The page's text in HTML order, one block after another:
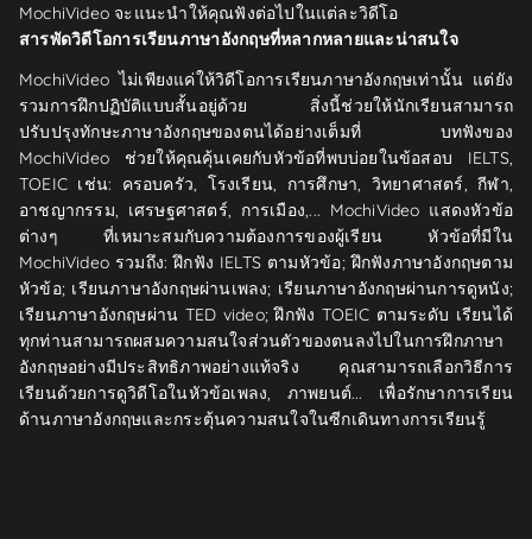
MochiVideo จะแนะนำให้คุณฟังต่อไปในแต่ละวิดีโอ
สารพัดวิดีโอการเรียนภาษาอังกฤษที่หลากหลายและน่าสนใจ
MochiVideo ไม่เพียงแค่ให้วิดีโอการเรียนภาษาอังกฤษเท่านั้น แต่ยัง
รวมการฝึกปฏิบัติแบบสั้นอยู่ด้วย สิ่งนี้ช่วยให้นักเรียนสามารถ
ปรับปรุงทักษะภาษาอังกฤษของตนได้อย่างเต็มที่ บทฟังของ
MochiVideo ช่วยให้คุณคุ้นเคยกับหัวข้อที่พบบ่อยในข้อสอบ IELTS,
TOEIC เช่น: ครอบครัว, โรงเรียน, การศึกษา, วิทยาศาสตร์, กีฬา,
อาชญากรรม, เศรษฐศาสตร์, การเมือง,... MochiVideo แสดงหัวข้อ
ต่างๆ ที่เหมาะสมกับความต้องการของผู้เรียน หัวข้อที่มีใน
MochiVideo รวมถึง: ฝึกฟัง IELTS ตามหัวข้อ; ฝึกฟังภาษาอังกฤษตาม
หัวข้อ; เรียนภาษาอังกฤษผ่านเพลง; เรียนภาษาอังกฤษผ่านการดูหนัง;
เรียนภาษาอังกฤษผ่าน TED video; ฝึกฟัง TOEIC ตามระดับ เรียนได้
ทุกท่านสามารถผสมความสนใจส่วนตัวของตนลงไปในการฝึกภาษา
อังกฤษอย่างมีประสิทธิภาพอย่างแท้จริง คุณสามารถเลือกวิธีการ
เรียนด้วยการดูวิดีโอในหัวข้อเพลง, ภาพยนต์... เพื่อรักษาการเรียน
ด้านภาษาอังกฤษและกระตุ้นความสนใจในซีกเดินทางการเรียนรู้